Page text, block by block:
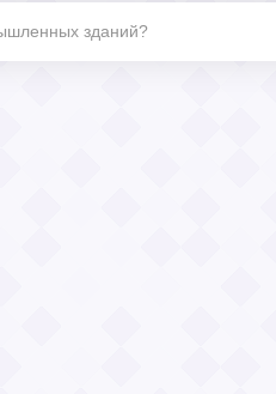
зданий?